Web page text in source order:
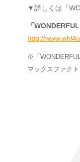
▼詳しくは「
「
http://
※「
マックスファク